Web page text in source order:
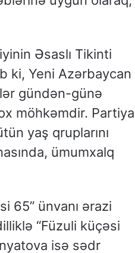
Əsaslı Tikinti
ki, Yeni Azərbaycan
gündən-günə
möhkəmdir. Partiya
yaş qruplarını
ümumxalq
65” ünvanı ərazi
“Füzuli küçəsi
isə sədr